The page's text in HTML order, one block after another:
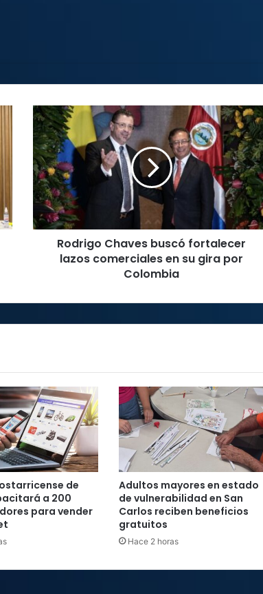
Rodrigo
Chaves
buscó
fortalecer
lazos
comerciales
en
su
gira
Colombia
Rodrigo Chaves buscó fortalecer
lazos comerciales en su gira por
Colombia
de
a 200
para vender
Adultos mayores en estado
de vulnerabilidad en San
Carlos reciben beneficios
gratuitos
Hace 2 horas